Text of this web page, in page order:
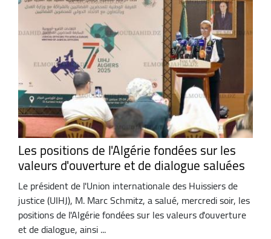
Les positions de l'Algérie fondées sur les
valeurs d'ouverture et de dialogue saluées
Le président de l'Union internationale des Huissiers de
justice (UIHJ), M. Marc Schmitz, a salué, mercredi soir, les
positions de l'Algérie fondées sur les valeurs d'ouverture
et de dialogue, ainsi ...